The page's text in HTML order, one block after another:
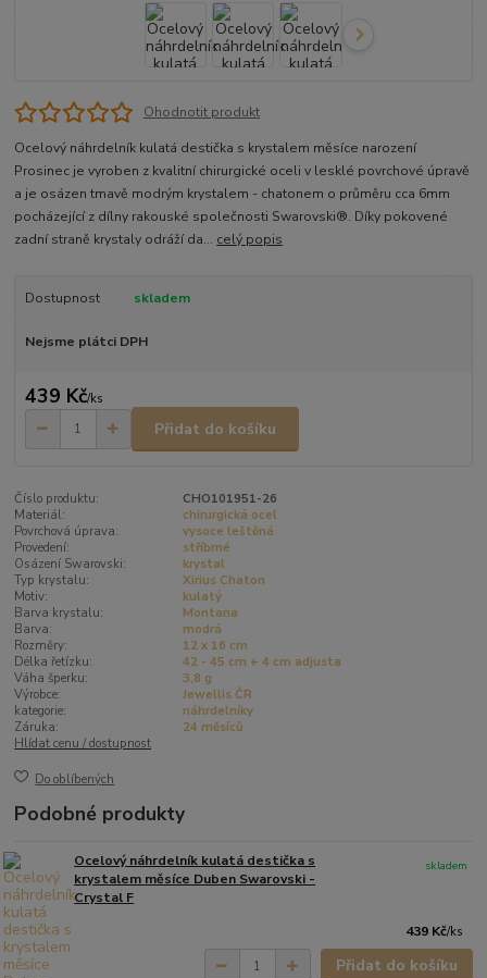
Ohodnotit produkt
Ocelový náhrdelník kulatá destička s krystalem měsíce narození
Prosinec je vyroben z kvalitní chirurgické oceli v lesklé povrchové úpravě
a je osázen tmavě modrým krystalem - chatonem o průměru cca 6mm
pocházející z dílny rakouské společnosti Swarovski®. Díky pokovené
zadní straně krystaly odráží da... celý popis
Dostupnost skladem
Nejsme plátci DPH
439 Kč/ks
Přidat do košíku
Číslo produktu:
CHO101951-26
Materiál:
chirurgická ocel
Povrchová úprava:
vysoce leštěná
Provedení:
stříbrné
Osázení Swarovski:
krystal
Typ krystalu:
Xirius Chaton
Motiv:
kulatý
Barva krystalu:
Montana
Barva:
modrá
Rozměry:
12 x 16 cm
Délka řetízku:
42 - 45 cm + 4 cm adjusta
Váha šperku:
3,8 g
Výrobce:
Jewellis ČR
kategorie:
náhrdelníky
Záruka:
24 měsíců
Hlídat cenu / dostupnost
Do oblíbených
Podobné produkty
Ocelový náhrdelník kulatá destička s
krystalem měsíce Duben Swarovski -
Crystal F
439 Kč/ks
skladem
Přidat do košíku